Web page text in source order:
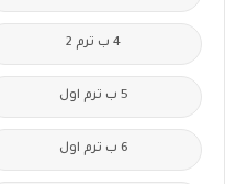
4 ب ترم 2
5 ب ترم اول
6 ب ترم اول